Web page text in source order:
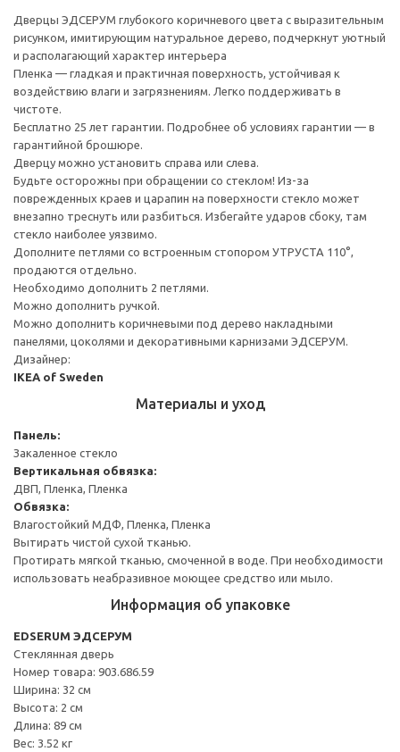
Дверцы ЭДСЕРУМ глубокого коричневого цвета с выразительным
рисунком, имитирующим натуральное дерево, подчеркнут уютный
и располагающий характер интерьера
Пленка — гладкая и практичная поверхность, устойчивая к
воздействию влаги и загрязнениям. Легко поддерживать в
чистоте.
Бесплатно 25 лет гарантии. Подробнее об условиях гарантии — в
гарантийной брошюре.
Дверцу можно установить справа или слева.
Будьте осторожны при обращении со стеклом! Из-за
поврежденных краев и царапин на поверхности стекло может
внезапно треснуть или разбиться. Избегайте ударов сбоку, там
стекло наиболее уязвимо.
Дополните петлями со встроенным стопором УТРУСТА 110°,
продаются отдельно.
Необходимо дополнить 2 петлями.
Можно дополнить ручкой.
Можно дополнить коричневыми под дерево накладными
панелями, цоколями и декоративными карнизами ЭДСЕРУМ.
Дизайнер:
IKEA of Sweden
Материалы и уход
Панель:
Закаленное стекло
Вертикальная обвязка:
ДВП, Пленка, Пленка
Обвязка:
Влагостойкий МДФ, Пленка, Пленка
Вытирать чистой сухой тканью.
Протирать мягкой тканью, смоченной в воде. При необходимости
использовать неабразивное моющее средство или мыло.
Информация об упаковке
EDSERUM ЭДСЕРУМ
Стеклянная дверь
Номер товара: 903.686.59
Ширина: 32 см
Высота: 2 см
Длина: 89 см
Вес: 3.52 кг